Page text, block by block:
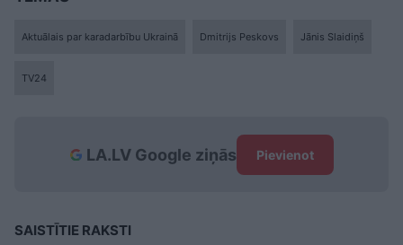
Aktuālais par karadarbību Ukrainā Dmitrijs Peskovs Jānis Slaidiņš
TV24
LA.LV Google ziņās Pievienot
SAISTĪTIE RAKSTI